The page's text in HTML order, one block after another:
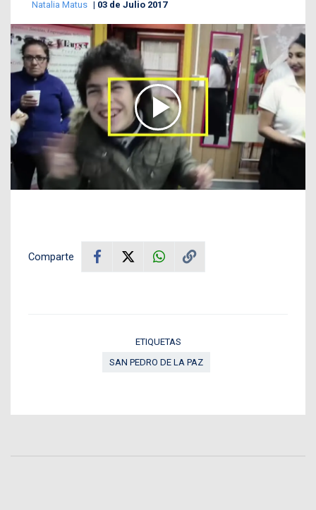
Natalia Matus 03 de Julio 2017
Comparte
ETIQUETAS
SAN PEDRO DE LA PAZ